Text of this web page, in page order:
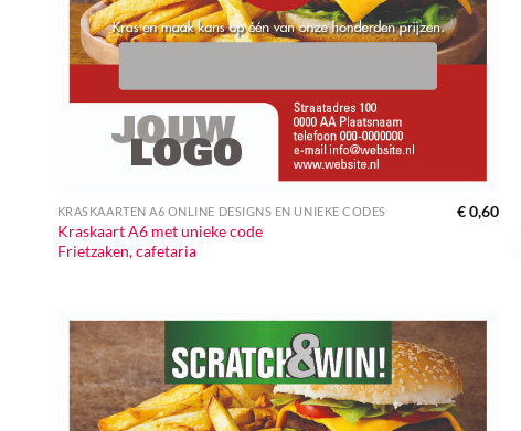
KRASKAARTEN A6 ONLINE DESIGNS EN UNIEKE CODES
Kraskaart A6 met unieke code
Frietzaken, cafetaria
€0,60